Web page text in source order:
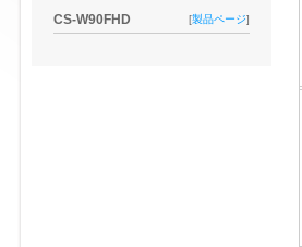
CS-W90FHD [製品ページ]